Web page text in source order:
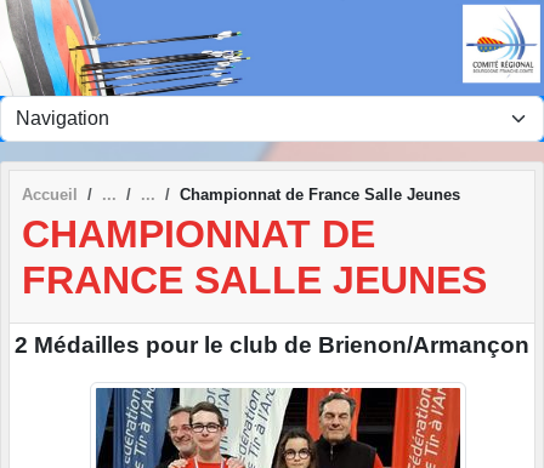
Accueil Championnat de France Salle Jeunes
CHAMPIONNAT DE
FRANCE SALLE JEUNES
2 Médailles pour le club de Brienon/Armançon
Panneau de gestion des cookies